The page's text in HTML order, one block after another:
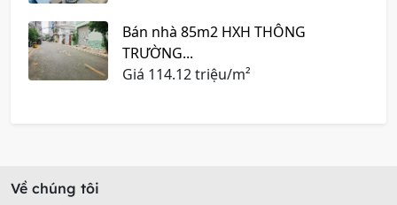
Bán nhà 85m2 HXH THÔNG
TRƯỜNG...
Giá 114.12 triệu/m²
Về chúng tôi